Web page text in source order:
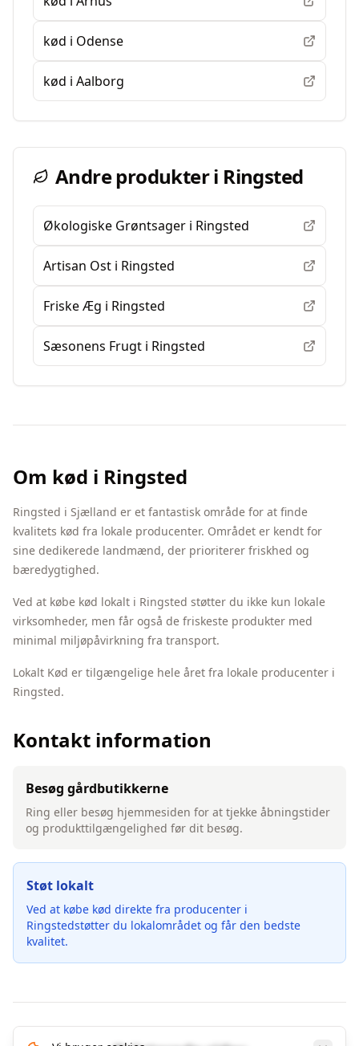
kød i Odense
kød i Aalborg
Andre produkter i Ringsted
Økologiske Grøntsager i Ringsted
Artisan Ost i Ringsted
Friske Æg i Ringsted
Sæsonens Frugt i Ringsted
Om kød i Ringsted
Ringsted i Sjælland er et fantastisk område for at finde
kvalitets kød fra lokale producenter. Området er kendt for
sine dedikerede landmænd, der prioriterer friskhed og
bæredygtighed.
Ved at købe kød lokalt i Ringsted støtter du ikke kun lokale
virksomheder, men får også de friskeste produkter med
minimal miljøpåvirkning fra transport.
Lokalt Kød er tilgængelige hele året fra lokale producenter i
Ringsted.
Kontakt information
Besøg gårdbutikkerne
Ring eller besøg hjemmesiden for at tjekke åbningstider
og produkttilgængelighed før dit besøg.
Støt lokalt
Ved at købe kød direkte fra producenter i
Ringstedstøtter du lokalområdet og får den bedste
kvalitet.